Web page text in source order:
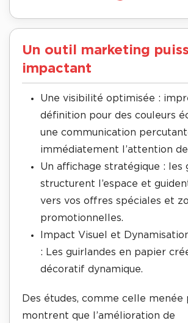
Un outil marketing
impactant
Une visibilité optimisée :
définition pour des couleurs
une communication
immédiatement l’attention
Un affichage stratégique : les
structurent l’espace et
vers vos offres spéciales et
promotionnelles.
Impact Visuel et
: Les guirlandes en papier
décoratif dynamique.
Des études, comme celle menée
montrent que l’amélioration de